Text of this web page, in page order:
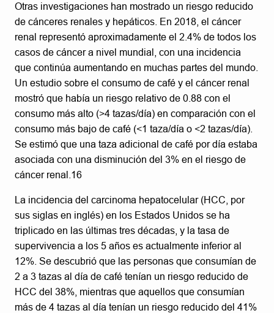
Otras investigaciones han mostrado un riesgo reducido
de cánceres renales y hepáticos. En 2018, el cáncer
renal representó aproximadamente el 2.4% de todos los
casos de cáncer a nivel mundial, con una incidencia
que continúa aumentando en muchas partes del mundo.
Un estudio sobre el consumo de café y el cáncer renal
mostró que había un riesgo relativo de 0.88 con el
consumo más alto (>4 tazas/día) en comparación con el
consumo más bajo de café (<1 taza/día o <2 tazas/día).
Se estimó que una taza adicional de café por día estaba
asociada con una disminución del 3% en el riesgo de
cáncer renal.16
La incidencia del carcinoma hepatocelular (HCC, por
sus siglas en inglés) en los Estados Unidos se ha
triplicado en las últimas tres décadas, y la tasa de
supervivencia a los 5 años es actualmente inferior al
12%. Se descubrió que las personas que consumían de
2 a 3 tazas al día de café tenían un riesgo reducido de
HCC del 38%, mientras que aquellos que consumían
más de 4 tazas al día tenían un riesgo reducido del 41%